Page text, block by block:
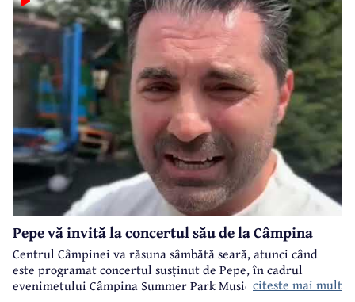
Pepe vă invită la concertul său de la Câmpina
Centrul Câmpinei va răsuna sâmbătă seară, atunci când
este programat concertul susținut de Pepe, în cadrul
evenimetului Câmpina Summer Park Music organizat de
citeste mai mult